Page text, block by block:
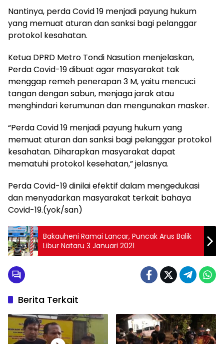
Nantinya, perda Covid 19 menjadi payung hukum
yang memuat aturan dan sanksi bagi pelanggar
protokol kesahatan.
Ketua DPRD Metro Tondi Nasution menjelaskan,
Perda Covid-19 dibuat agar masyarakat tak
menggap remeh penerapan 3 M, yaitu mencuci
tangan dengan sabun, menjaga jarak atau
menghindari kerumunan dan mengunakan masker.
“Perda Covid 19 menjadi payung hukum yang
memuat aturan dan sanksi bagi pelanggar protokol
kesahatan. Diharapkan masyarakat dapat
mematuhi protokol kesehatan,” jelasnya.
Perda Covid-19 dinilai efektif dalam mengedukasi
dan menyadarkan masyarakat terkait bahaya
Covid-19.(yok/san)
Bakauheni Ramai Lancar, Puncak Arus Balik
Libur Nataru 3 Januari 2021
Berita Terkait